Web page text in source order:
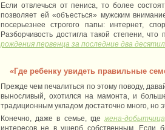
Если отвлечься от пениса, то более
позволяет ей «объесться» мужским
посерьезнее строгого папы: интернет,
Разборчивость достигла такой степени,
рождения первенца за последние два
«Где ребенку увидеть правильные
Прежде чем печалиться по этому поводу,
выносливый, охотился на мамонта, и
традиционным укладом достаточно много, но
Конечно, даже в семье, гдежена-
интересов не в ущерб собственным. Если